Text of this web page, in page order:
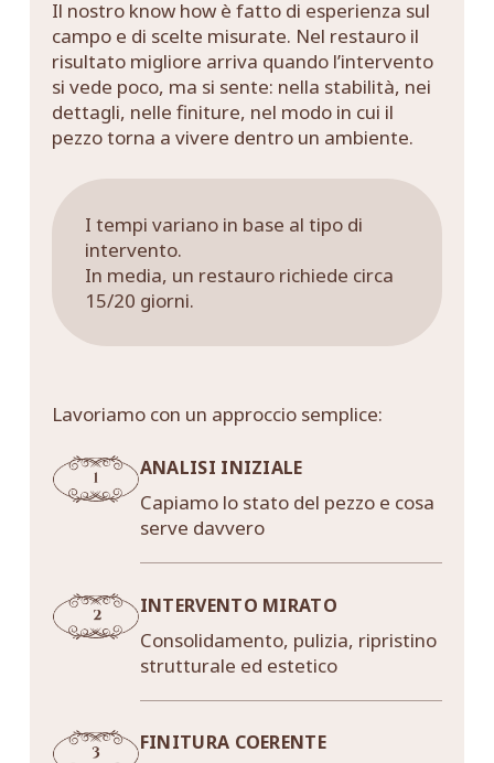
Il nostro know how è fatto di esperienza sul
campo e di scelte misurate. Nel restauro il
risultato migliore arriva quando l’intervento
si vede poco, ma si sente: nella stabilità, nei
dettagli, nelle finiture, nel modo in cui il
pezzo torna a vivere dentro un ambiente.
I tempi variano in base al tipo di
intervento.
In media, un restauro richiede circa
15/20 giorni.
Lavoriamo con un approccio semplice:
ANALISI INIZIALE
Capiamo lo stato del pezzo e cosa
serve davvero
INTERVENTO MIRATO
Consolidamento, pulizia, ripristino
strutturale ed estetico
FINITURA COERENTE